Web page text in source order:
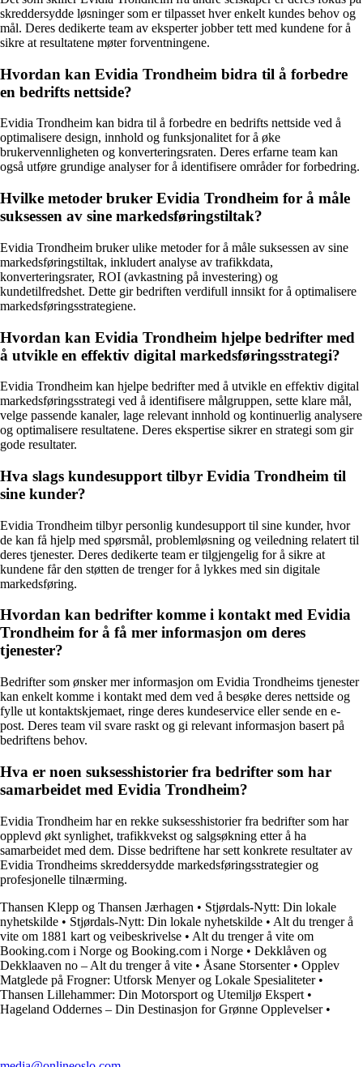
skreddersydde løsninger som er tilpasset hver enkelt kundes behov og
mål. Deres dedikerte team av eksperter jobber tett med kundene for å
sikre at resultatene møter forventningene.
Hvordan kan Evidia Trondheim bidra til å forbedre
en bedrifts nettside?
Evidia Trondheim kan bidra til å forbedre en bedrifts nettside ved å
optimalisere design, innhold og funksjonalitet for å øke
brukervennligheten og konverteringsraten. Deres erfarne team kan
også utføre grundige analyser for å identifisere områder for forbedring.
Hvilke metoder bruker Evidia Trondheim for å måle
suksessen av sine markedsføringstiltak?
Evidia Trondheim bruker ulike metoder for å måle suksessen av sine
markedsføringstiltak, inkludert analyse av trafikkdata,
konverteringsrater, ROI (avkastning på investering) og
kundetilfredshet. Dette gir bedriften verdifull innsikt for å optimalisere
markedsføringsstrategiene.
Hvordan kan Evidia Trondheim hjelpe bedrifter med
å utvikle en effektiv digital markedsføringsstrategi?
Evidia Trondheim kan hjelpe bedrifter med å utvikle en effektiv digital
markedsføringsstrategi ved å identifisere målgruppen, sette klare mål,
velge passende kanaler, lage relevant innhold og kontinuerlig analysere
og optimalisere resultatene. Deres ekspertise sikrer en strategi som gir
gode resultater.
Hva slags kundesupport tilbyr Evidia Trondheim til
sine kunder?
Evidia Trondheim tilbyr personlig kundesupport til sine kunder, hvor
de kan få hjelp med spørsmål, problemløsning og veiledning relatert til
deres tjenester. Deres dedikerte team er tilgjengelig for å sikre at
kundene får den støtten de trenger for å lykkes med sin digitale
markedsføring.
Hvordan kan bedrifter komme i kontakt med Evidia
Trondheim for å få mer informasjon om deres
tjenester?
Bedrifter som ønsker mer informasjon om Evidia Trondheims tjenester
kan enkelt komme i kontakt med dem ved å besøke deres nettside og
fylle ut kontaktskjemaet, ringe deres kundeservice eller sende en e-
post. Deres team vil svare raskt og gi relevant informasjon basert på
bedriftens behov.
Hva er noen suksesshistorier fra bedrifter som har
samarbeidet med Evidia Trondheim?
Evidia Trondheim har en rekke suksesshistorier fra bedrifter som har
opplevd økt synlighet, trafikkvekst og salgsøkning etter å ha
samarbeidet med dem. Disse bedriftene har sett konkrete resultater av
Evidia Trondheims skreddersydde markedsføringsstrategier og
profesjonelle tilnærming.
Thansen Klepp og Thansen Jærhagen • Stjørdals-Nytt: Din lokale
nyhetskilde • Stjørdals-Nytt: Din lokale nyhetskilde • Alt du trenger å
vite om 1881 kart og veibeskrivelse • Alt du trenger å vite om
Booking.com i Norge og Booking.com i Norge • Dekklåven og
Dekklaaven no – Alt du trenger å vite • Åsane Storsenter• Opplev
Matglede på Frogner: Utforsk Menyer og Lokale Spesialiteter•
Thansen Lillehammer: Din Motorsport og Utemiljø Ekspert •
Hageland Oddernes – Din Destinasjon for Grønne Opplevelser•